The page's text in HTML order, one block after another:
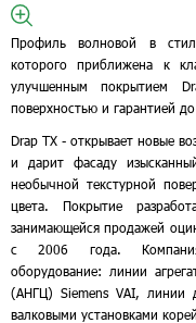
Профиль волновой в
которого приближена к
улучшенным покрытием
поверхностью и гарантией
Drap ТХ - открывает новые
и дарит фасаду
необычной текстурной
цвета. Покрытие
занимающейся продажей
с 2006 года. Компания
оборудование: линии
(АНГЦ) Siemens VAI, линии
валковыми установками